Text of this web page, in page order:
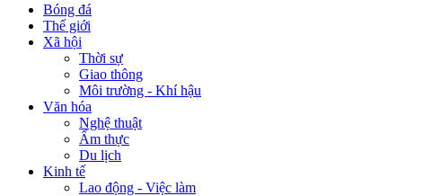
Bóng đá
Thế giới
Xã hội
Thời sự
Giao thông
Môi trường - Khí hậu
Văn hóa
Nghệ thuật
Ẩm thực
Du lịch
Kinh tế
Lao động - Việc làm